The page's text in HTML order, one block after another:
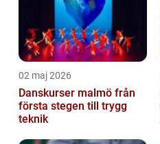
02 maj 2026
Danskurser malmö från
första stegen till trygg
teknik